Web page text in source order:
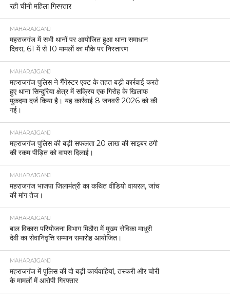
रही चीनी महिला गिरफ्तार
MAHARAJGANJ
महराजगंज में सभी थानों पर आयोजित हुआ थाना समाधान
दिवस, 61 में से 10 मामलों का मौके पर निस्तारण
MAHARAJGANJ
महराजगंज पुलिस ने गैंगेस्टर एक्ट के तहत बड़ी कार्रवाई करते
हुए थाना सिन्दुरिया क्षेत्र में सक्रिय एक गिरोह के खिलाफ
मुकदमा दर्ज किया है। यह कार्रवाई 8 जनवरी 2026 को की
गई।
MAHARAJGANJ
महराजगंज पुलिस की बड़ी सफलता 20 लाख की साइबर ठगी
की रकम पीड़ित को वापस दिलाई।
MAHARAJGANJ
महराजगंज भाजपा जिलामंत्री का कथित वीडियो वायरल, जांच
की मांग तेज।
MAHARAJGANJ
बाल विकास परियोजना विभाग मिठौरा में मुख्य सेविका माधुरी
देवी का सेवानिवृत्ति सम्मान समारोह आयोजित।
MAHARAJGANJ
महराजगंज में पुलिस की दो बड़ी कार्यवाहियां, तस्करी और चोरी
के मामलों में आरोपी गिरफ्तार